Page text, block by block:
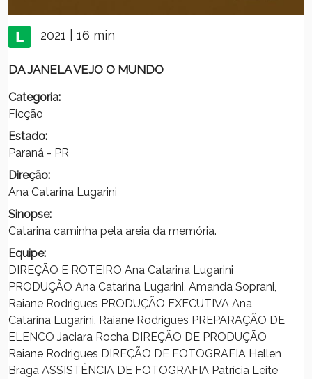
2021 | 16 min
DA JANELA VEJO O MUNDO
Categoria:
Ficção
Estado:
Paraná - PR
Direção:
Ana Catarina Lugarini
Sinopse:
Catarina caminha pela areia da memória.
Equipe:
DIREÇÃO E ROTEIRO Ana Catarina Lugarini
PRODUÇÃO Ana Catarina Lugarini, Amanda Soprani,
Raiane Rodrigues PRODUÇÃO EXECUTIVA Ana
Catarina Lugarini, Raiane Rodrigues PREPARAÇÃO DE
ELENCO Jaciara Rocha DIREÇÃO DE PRODUÇÃO
Raiane Rodrigues DIREÇÃO DE FOTOGRAFIA Hellen
Braga ASSISTÊNCIA DE FOTOGRAFIA Patrícia Leite